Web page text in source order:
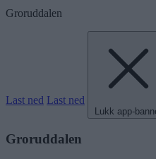
Groruddalen
Last ned Last ned
Lukk app-
Groruddalen